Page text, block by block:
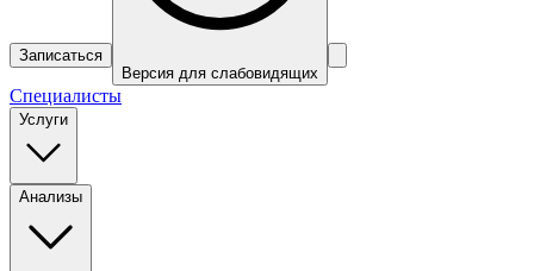
Записаться
Версия для слабовидящих
Специалисты
Услуги
Анализы